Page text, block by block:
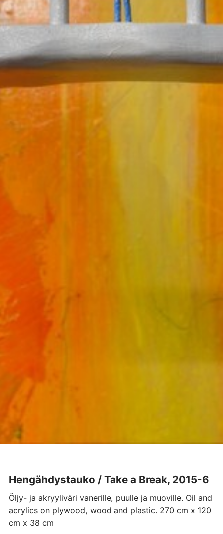
Hengähdystauko / Take a Break, 2015-6
Öljy- ja akryyliväri vanerille, puulle ja muoville. Oil and
acrylics on plywood, wood and plastic. 270 cm x 120
cm x 38 cm